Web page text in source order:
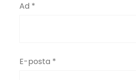
Ad *
E-posta *